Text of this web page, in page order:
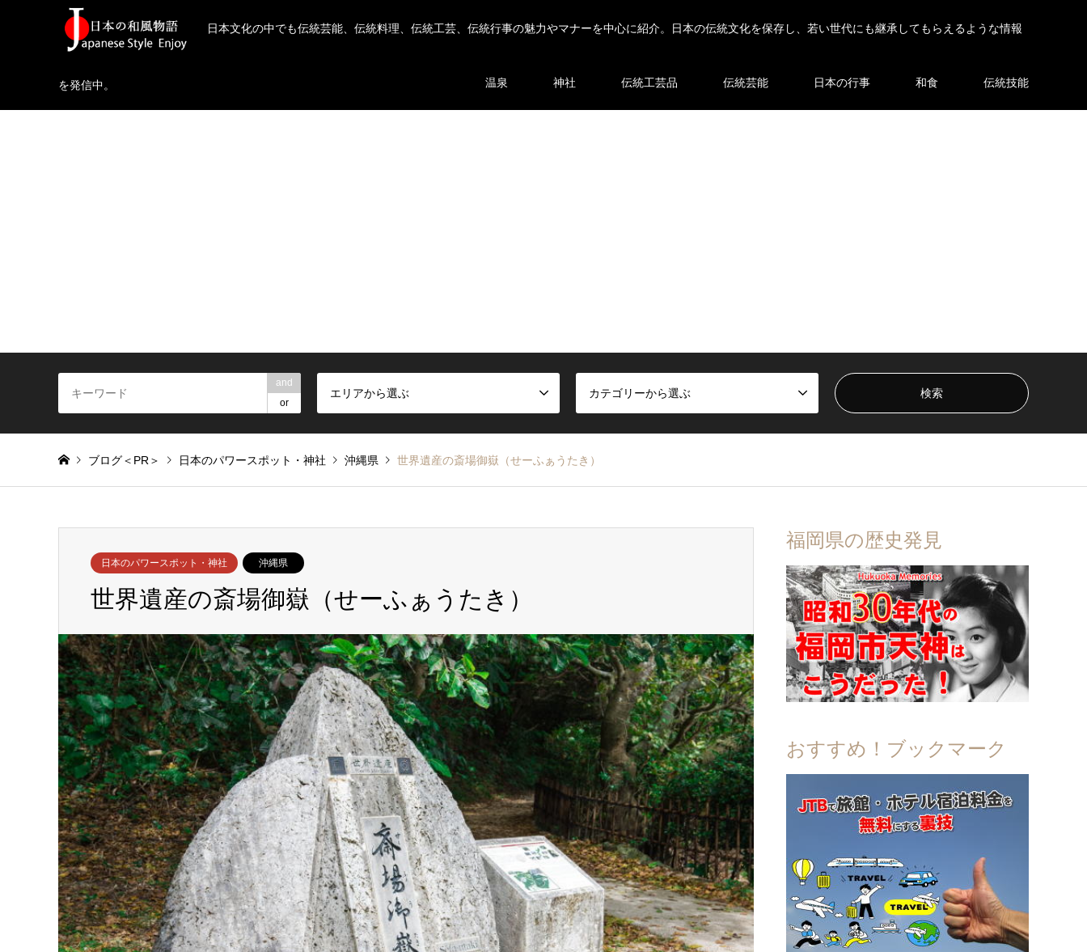
日本文化の中でも伝統芸能、伝統料理、伝統工芸、伝統行事の魅力やマナーを中心に紹介。日本の伝統文化を保存し、若い世代にも継承してもらえるような情報
を発信中。 温泉 神社 伝統工芸品 伝統芸能 日本の行事 和食 伝統技能
and
or
エリアから選ぶ カテゴリーから選ぶ
ブログ＜PR＞ 日本のパワースポット・神社 沖縄県 世界遺産の斎場御嶽（せーふぁうたき）
日本のパワースポット・神社 沖縄県
世界遺産の斎場御嶽（せーふぁうたき）
福岡県の歴史発見
おすすめ！ブックマーク